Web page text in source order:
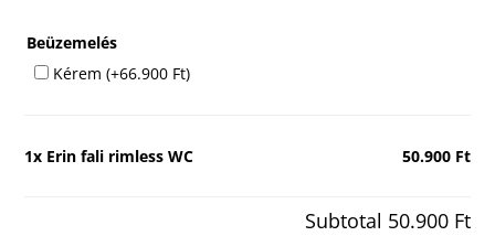
Beüzemelés
Kérem(+66.900 Ft)
1x Erin fali rimless WC 50.900 Ft
Subtotal 50.900 Ft